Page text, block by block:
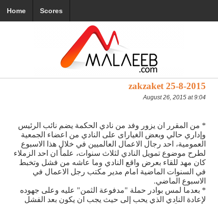
Home Scores
zakzaket 25-8-2015
August 26, 2015 at 9:04
* من المقرر ان يزور وفد من نادي الحكمة يضم نائب الرئيس
وإداري حالي وبعض الغياراى على النادي من اعضاء الجمعية
العمومية، احد رجال الاعمال العالميين في خلال هذا الاسبوع
لطرح موضوع تمويل النادي لثلاث سنوات، علماً ان احد الزملاء
كان مهد للقاء بعرض واقع النادي وما عاشه من فشل وتخبط
في السنوات الماضية امام مدير مكتب رجل الاعمال في
الاسبوع الماضي.
* بعدما لمس بوادر حملة "مدفوعة الثمن" عليه وعلى جهوده
لإعادة النادي الذي يحب إلى حيث يجب ان يكون بعد الفشل